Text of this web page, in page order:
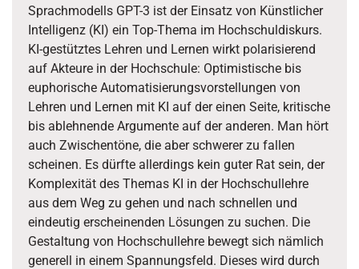
Sprachmodells GPT-3 ist der Einsatz von Künstlicher
Intelligenz (KI) ein Top-Thema im Hochschuldiskurs.
KI-gestütztes Lehren und Lernen wirkt polarisierend
auf Akteure in der Hochschule: Optimistische bis
euphorische Automatisierungsvorstellungen von
Lehren und Lernen mit KI auf der einen Seite, kritische
bis ablehnende Argumente auf der anderen. Man hört
auch Zwischentöne, die aber schwerer zu fallen
scheinen. Es dürfte allerdings kein guter Rat sein, der
Komplexität des Themas KI in der Hochschullehre
aus dem Weg zu gehen und nach schnellen und
eindeutig erscheinenden Lösungen zu suchen. Die
Gestaltung von Hochschullehre bewegt sich nämlich
generell in einem Spannungsfeld. Dieses wird durch